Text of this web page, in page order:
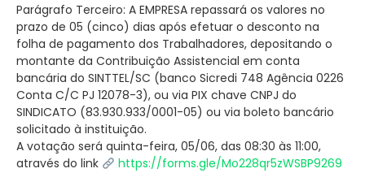
Parágrafo Terceiro: A EMPRESA repassará os valores no
prazo de 05 (cinco) dias após efetuar o desconto na
folha de pagamento dos Trabalhadores, depositando o
montante da Contribuição Assistencial em conta
bancária do SINTTEL/SC (banco Sicredi 748 Agência 0226
Conta C/C PJ 12078-3), ou via PIX chave CNPJ do
SINDICATO (83.930.933/0001-05) ou via boleto bancário
solicitado à instituição.
A votação será quinta-feira, 05/06, das 08:30 às 11:00,
através do link
https://forms.gle/Mo228qr5zWSBP9269